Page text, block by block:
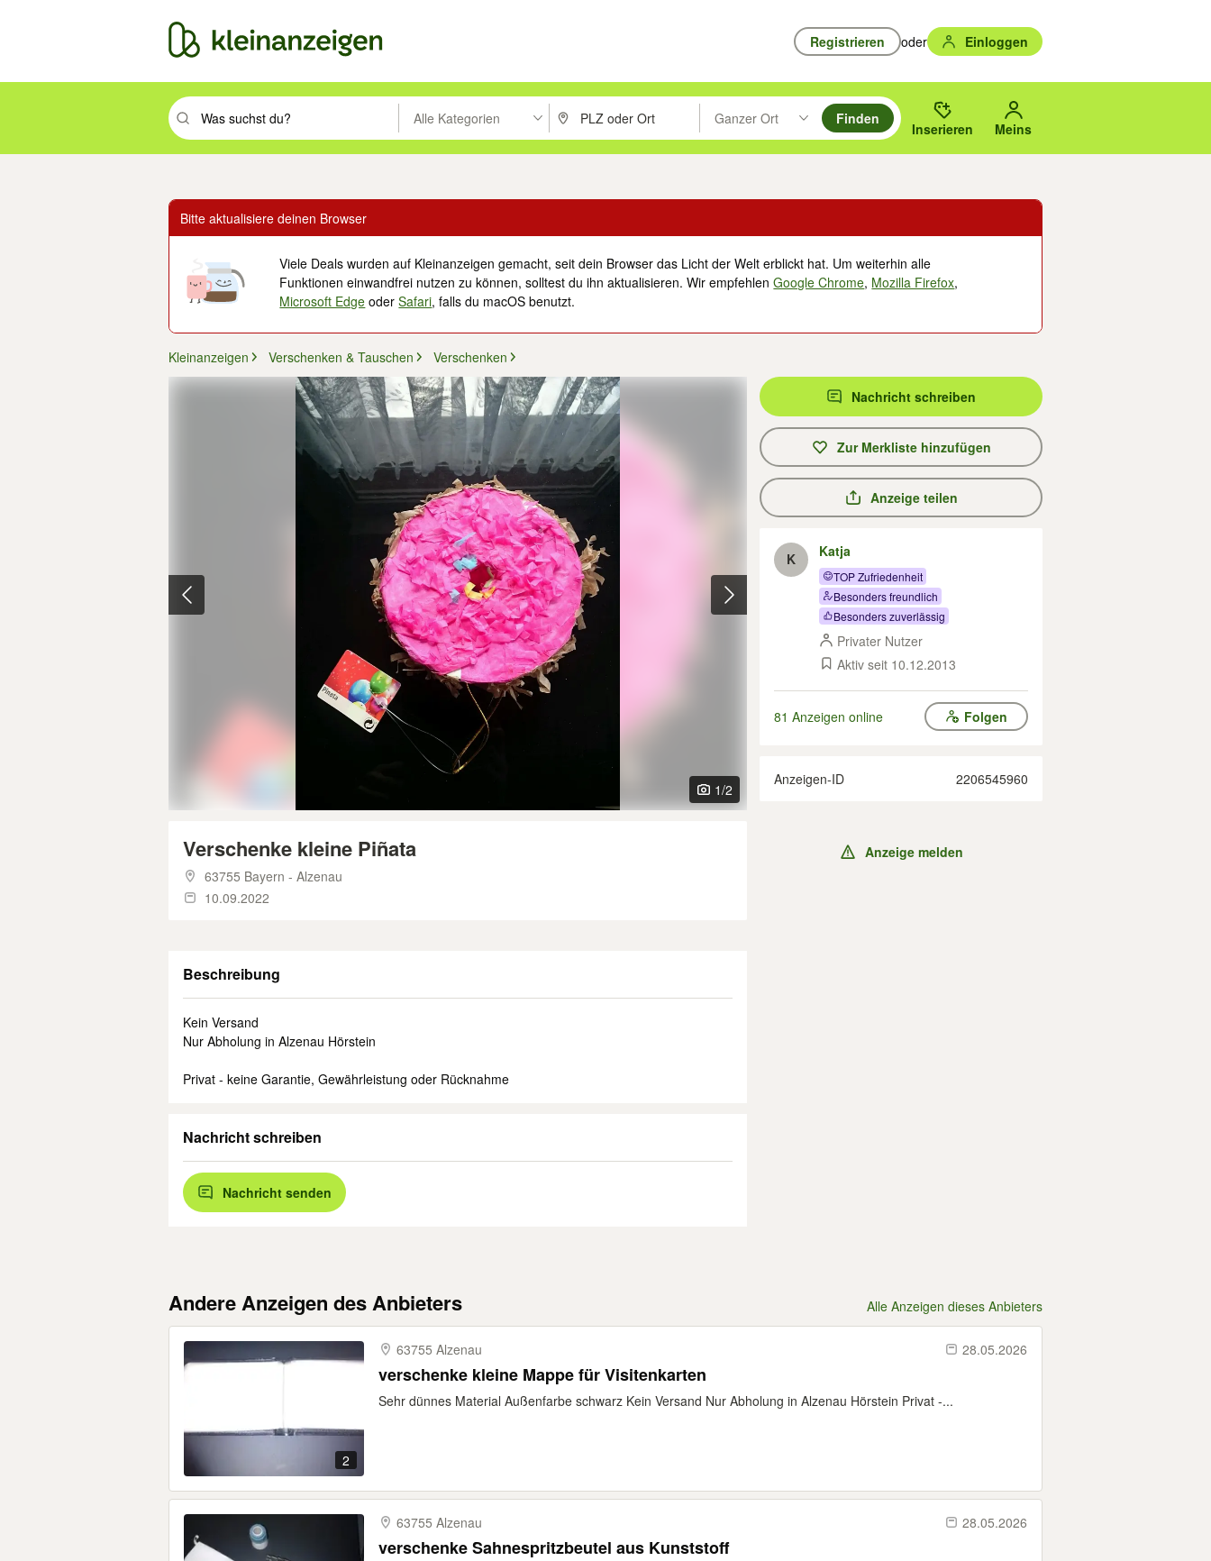
Registrieren oder Einloggen
Suchbegriff eingeben. Eingabetaste drücken um zu suchen, oder Vorschläge mit den Pfeiltasten nach oben/unten durchsuchen und mit Eingabetaste auswählen.
Alle Kategorien PLZ oder Ort eingeben. Eingabetaste drücken um zu suchen, oder Vorschläge mit den Pfeiltasten nach oben/
Ganzer Ort
Suche im Umkreis des gewählten Orts oder PLZ.
Finden
Inserieren Meins
Bitte aktualisiere deinen Browser
Viele Deals wurden auf Kleinanzeigen gemacht, seit dein Browser das Licht der Welt erblickt hat. Um weiterhin alle
Funktionen einwandfrei nutzen zu können, solltest du ihn aktualisieren. Wir empfehlenGoogle Chrome, Mozilla Firefox,
Microsoft Edge oderSafari, falls du macOS benutzt.
Kleinanzeigen Verschenken & Tauschen Verschenken
1/2
Verschenke kleine Piñata
63755 Bayern - Alzenau
10.09.2022
Beschreibung
Kein Versand
Nur Abholung in Alzenau Hörstein
Privat - keine Garantie, Gewährleistung oder Rücknahme
Nachricht schreiben
Nachricht senden
Nachricht schreiben
Zur Merkliste hinzufügen
Anzeige teilen
K Katja
TOP Zufriedenheit
Besonders freundlich
Besonders zuverlässig
Privater Nutzer
Aktiv seit 10.12.2013
81 Anzeigen online Folgen
Anzeigen-ID 2206545960
Anzeige melden
Andere Anzeigen des Anbieters Alle Anzeigen dieses Anbieters
2
63755 Alzenau 28.05.2026
verschenke kleine Mappe für Visitenkarten
Sehr dünnes Material Außenfarbe schwarz Kein Versand Nur Abholung in Alzenau Hörstein Privat -...
63755 Alzenau 28.05.2026
verschenke Sahnespritzbeutel aus Kunststoff